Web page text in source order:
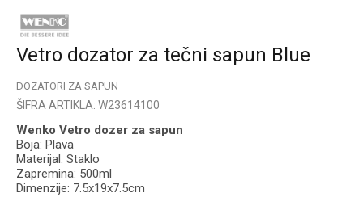
Vetro dozator za tečni sapun Blue
DOZATORI ZA SAPUN
ŠIFRA ARTIKLA: W23614100
Wenko Vetro dozer za sapun
Boja: Plava
Materijal: Staklo
Zapremina: 500ml
Dimenzije: 7.5x19x7.5cm